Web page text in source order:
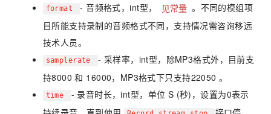
format - 音频格式，int型， 见常量 。不同的模组项
目所能支持录制的音频格式不同，支持情况需咨询移远
技术人员。
samplerate
- 采样率，int型，除MP3格式外，目前支
持8000 和 16000，MP3格式下只支持22050 。
time
- 录音时长，int型，单位 S (秒)，设置为0表示